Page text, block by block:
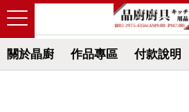
關於晶廚 作品專區 付款說明